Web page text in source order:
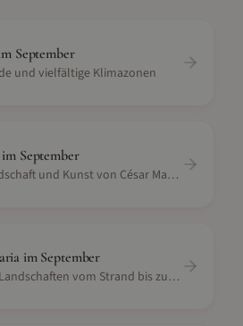
September
und vielfältige Klimazonen
im September
Vulkanlandschaft und Kunst von César Manrique
im September
Vielfältige Landschaften vom Strand bis zu den Bergen